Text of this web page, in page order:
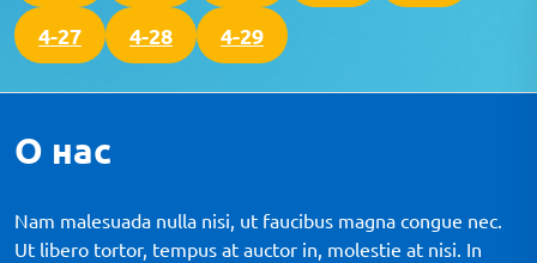
4-27 4-28 4-29
О нас
Nam malesuada nulla nisi, ut faucibus magna congue nec.
Ut libero tortor, tempus at auctor in, molestie at nisi. In